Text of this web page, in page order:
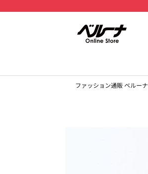
ファッション通販 ベルーナ